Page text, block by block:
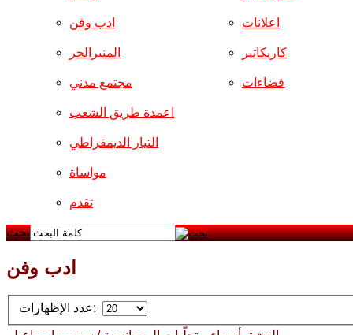
ادب وفن
المنبرالحر
مجتمع مدني
اعلانات
كاريكاتير
فضاءات
اعمدة طريق الشعب
التيار الديمقراطي
مواساة
تقدم
بحث
ادب وفن
عدد الإظهارات: